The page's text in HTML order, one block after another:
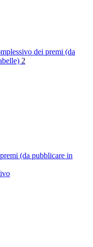
dei premi (da
2
(da pubblicare in